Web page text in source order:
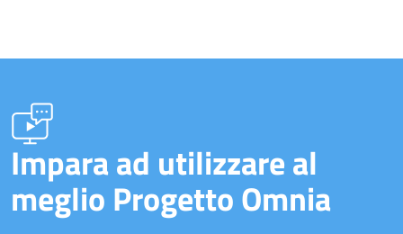
Impara ad utilizzare al
meglio Progetto Omnia